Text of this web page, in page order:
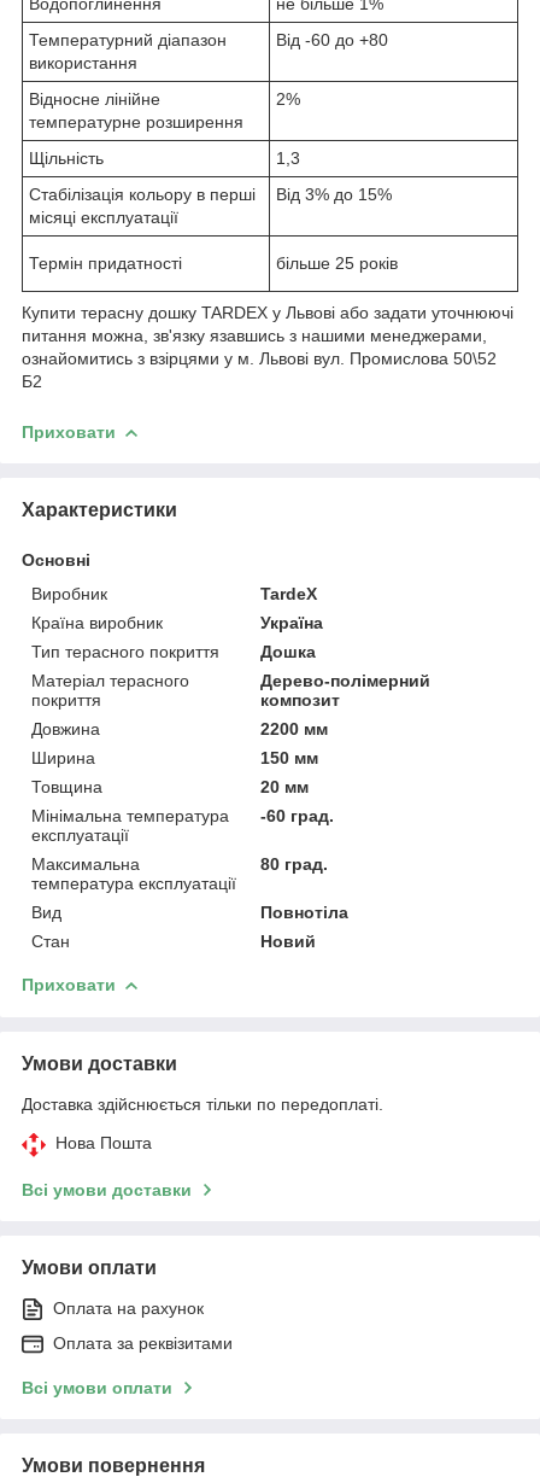
Температурний діапазон
використання
Від -60 до +80
Відносне лінійне
температурне розширення
2%
Щільність
1,3
Стабілізація кольору в перші
місяці експлуатації
Від 3% до 15%
Термін придатності більше 25 років
Купити терасну дошку TARDEX у Львові або задати уточнюючі
питання можна, зв'язку язавшись з нашими менеджерами,
ознайомитись з взірцями у м. Львові вул. Промислова 50\52
Б2
Приховати
Характеристики
Основні
Виробник
TardeX
Країна виробник
Україна
Тип терасного покриття
Дошка
Матеріал терасного
покриття
Дерево-полімерний
композит
Довжина
2200 мм
Ширина
150 мм
Товщина
20 мм
Мінімальна температура
експлуатації
-60 град.
Максимальна
температура експлуатації
80 град.
Вид
Повнотіла
Стан
Новий
Приховати
Умови доставки
Доставка здійснюється тільки по передоплаті.
Нова Пошта
Всі умови доставки
Умови оплати
Оплата на рахунок
Оплата за реквізитами
Всі умови оплати
Умови повернення